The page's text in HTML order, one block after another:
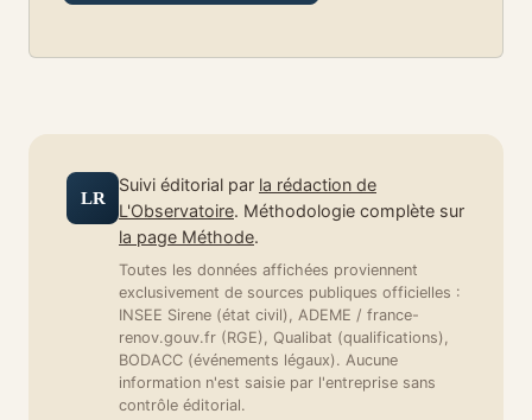
LR
Suivi éditorial par la rédaction de
L'Observatoire. Méthodologie complète sur
la page Méthode.
Toutes les données affichées proviennent
exclusivement de sources publiques officielles :
INSEE Sirene (état civil), ADEME / france-
renov.gouv.fr (RGE), Qualibat (qualifications),
BODACC (événements légaux). Aucune
information n'est saisie par l'entreprise sans
contrôle éditorial.